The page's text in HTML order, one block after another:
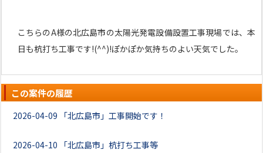
こちらのA様の北広島市の太陽光発電設備設置工事現場では、本
日も杭打ち工事です!(^^)!ぽかぽか気持ちのよい天気でした。
この案件の履歴
2026-04-09 「北広島市」工事開始です！
2026-04-10 「北広島市」杭打ち工事等